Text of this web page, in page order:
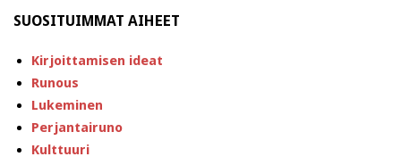
SUOSITUIMMAT AIHEET
Kirjoittamisen ideat
Runous
Lukeminen
Perjantairuno
Kulttuuri